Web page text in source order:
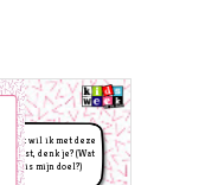
Wat wil ik met deze
tekst, denk je? (Wat
is mijn doel?)